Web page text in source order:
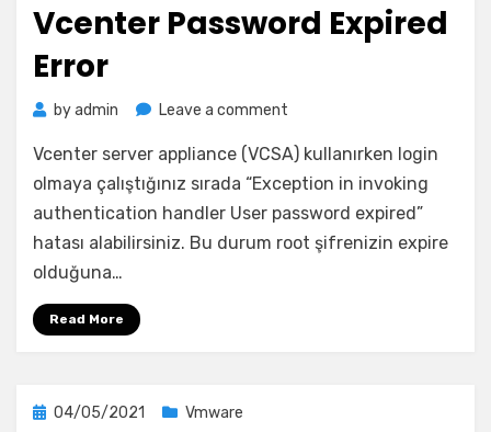
Vcenter Password Expired
Error
byadmin Leave a comment
Password
Expired
Error
Vcenter server appliance (VCSA) kullanırken login
olmaya çalıştığınız sırada “Exception in invoking
authentication handler User password expired”
hatası alabilirsiniz. Bu durum root şifrenizin expire
olduğuna…
Read More
Posted
04/05/2021 Vmware